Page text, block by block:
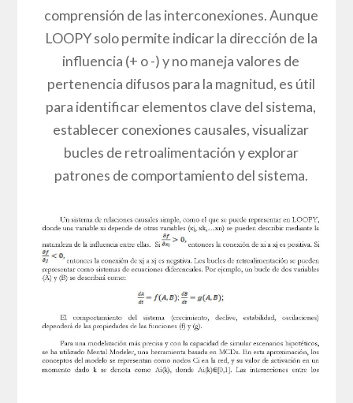
comprensión de las interconexiones. Aunque
LOOPY solo permite indicar la dirección de la
influencia (+ o -) y no maneja valores de
pertenencia difusos para la magnitud, es útil
para identificar elementos clave del sistema,
establecer conexiones causales, visualizar
bucles de retroalimentación y explorar
patrones de comportamiento del sistema.